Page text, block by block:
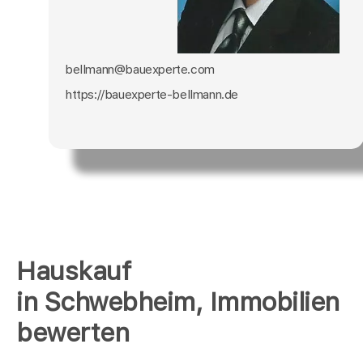
Hauskauf
in Schwebheim, Immobilien
bewerten
bellmann@bauexperte.com
https://bauexperte-bellmann.de